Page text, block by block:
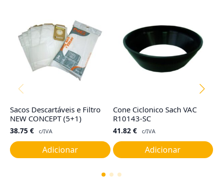
Sacos Descartáveis e Filtro
NEW CONCEPT (5+1)
38.75 € c/IVA
Adicionar
Cone Ciclonico Sach VAC
R10143-SC
41.82 € c/IVA
Adicionar